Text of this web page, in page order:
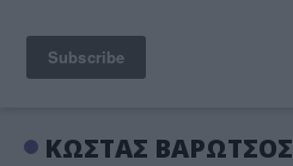
ΚΩΣΤΑΣ ΒΑΡΩΤΣΟΣ